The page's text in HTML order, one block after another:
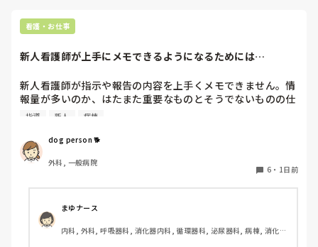
看護・お仕事
新人看護師が上手にメモできるようになるためには…
新人看護師が指示や報告の内容を上手くメモできません。情
報量が多いのか、はたまた重要なものとそうでないものの仕
分けができないのか…  肝心な事柄を逃してしまいます。何
示・報告するよう皆で努力しています。
指導 新人 病棟
dog person 🐕
外科, 一般病院
6 ・ 1日前
まゆナース
内科, 外科, 呼吸器科, 消化器内科, 循環器科, 泌尿器科, 病棟, 消化器